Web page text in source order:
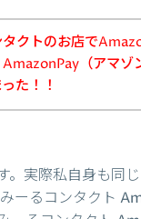
クトのお店で
（アマゾ
た！！
。実際私自身も同
ーるコンタクト